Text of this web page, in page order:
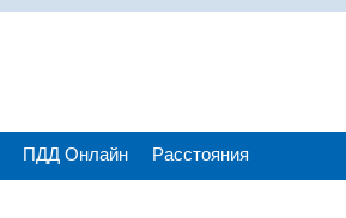
ПДД Онлайн Расстояния